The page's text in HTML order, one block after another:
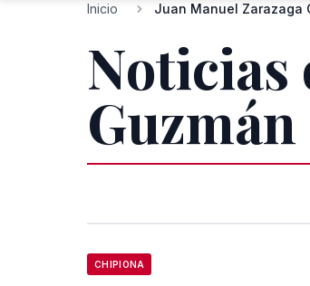
Inicio Juan Manuel Zarazaga
Noticias
Guzmán
CHIPIONA